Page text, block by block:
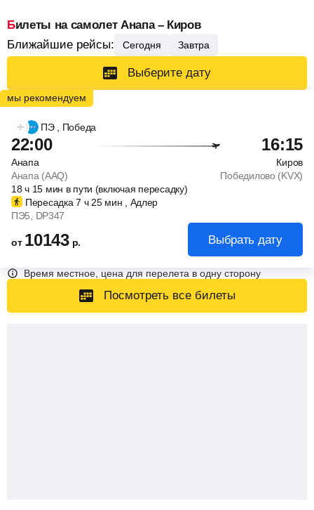
Билеты на самолет Анапа – Киров
Ближайшие рейсы:
Сегодня Завтра
Выберите дату
ПЭ , Победа
22:00 16:15
Анапа
Киров
Анапа (AAQ)
Победилово (KVX)
18ч15 мин в пути (включая пересадку)
Пересадка 7 ч25 мин , Адлер
ПЭ5 , DP347
от 10143 р. Выбрать дату
Время местное, цена для перелета в одну сторону
Посмотреть все билеты